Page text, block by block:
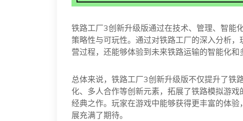
铁路工厂3创新升级版通过在技术、管理、智能
策略性与可玩性。通过对铁路工厂的深入分析
营过程，还能够体验到未来铁路运输的智能化和
总体来说，铁路工厂3创新升级版不仅提升了铁
化、多人合作等创新元素，拓展了铁路模拟游
经典之作。玩家在游戏中能够获得更丰富的体
展充满了期待。